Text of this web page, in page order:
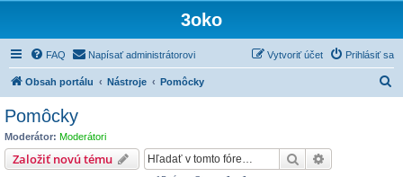
3oko
FAQ Napísať administrátorovi Prihlásiť sa
Vytvoriť účet
Obsah portálu Nástroje Pomôcky
Pomôcky
Moderátor: Moderátori
Založiť novú tému Hľadať